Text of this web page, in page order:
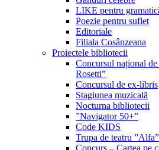
LIKE pentru
Poezie pentru suflet
Editoriale
Filiala Cosânzeana
Proiectele bibliotecii
Concursul național
Rosetti”
Concursul de ex-libris
Stagiunea muzicală
Nocturna bibliotecii
”Navigator 50+”
Code KIDS
Trupa de teatru ”Alfa”